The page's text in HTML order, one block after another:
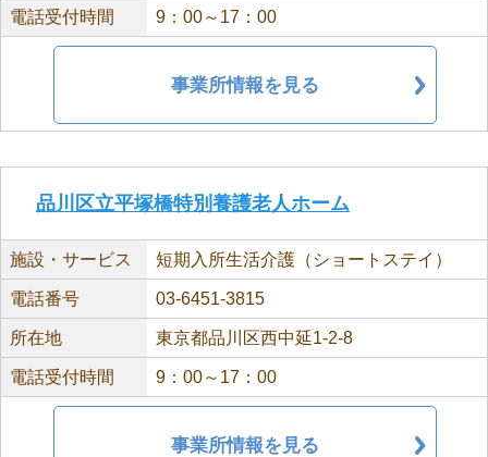
電話受付時間 9：00～17：00
事業所情報を見る
品川区立平塚橋特別養護老人ホーム
施設・サービス 短期入所生活介護（ショートステイ）
電話番号 03-6451-3815
所在地 東京都品川区西中延1-2-8
電話受付時間 9：00～17：00
事業所情報を見る